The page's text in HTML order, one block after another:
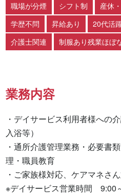
職場が分煙
シフト制
産休
学歴不問
昇給あり 20代活
介護士関連
制服あり残業ほぼ
業務内容
・デイサービス利用者様への
入浴等）
・通所介護管理業務・必要書
理・職員教育
・ご家族様対応、ケアマネさ
※デイサービス営業時間　9:00